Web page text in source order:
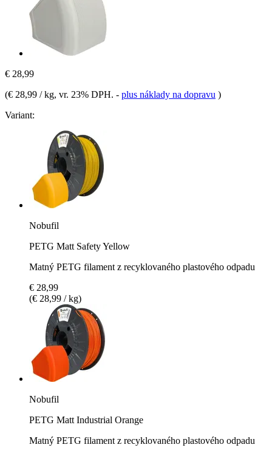
€ 28,99
(€ 28,99 / kg, vr. 23% DPH. - plus náklady na dopravu )
Variant:
Nobufil
PETG Matt Safety Yellow
Matný PETG filament z recyklovaného plastového odpadu
€ 28,99
(€ 28,99 / kg)
Nobufil
PETG Matt Industrial Orange
Matný PETG filament z recyklovaného plastového odpadu